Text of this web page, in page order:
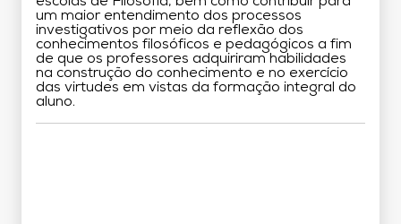
um maior entendimento dos processos
investigativos por meio da reflexão dos
conhecimentos filosóficos e pedagógicos a fim
de que os professores adquiriram habilidades
na construção do conhecimento e no exercício
das virtudes em vistas da formação integral do
aluno.